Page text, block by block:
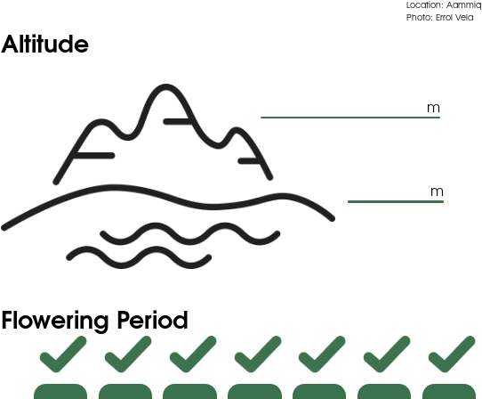
Location: Aammiq
Photo: Errol Vela
Altitude
m
m
Flowering Period